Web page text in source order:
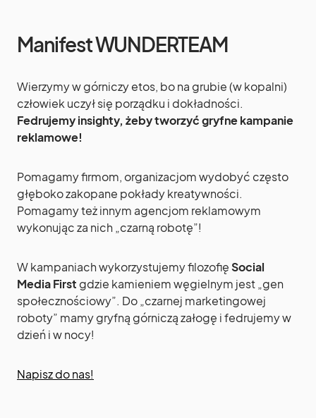
Manifest WUNDERTEAM
Wierzymy w górniczy etos, bo na grubie (w kopalni)
człowiek uczył się porządku i dokładności.
Fedrujemy insighty, żeby tworzyć gryfne kampanie
reklamowe!
Pomagamy firmom, organizacjom wydobyć często
głęboko zakopane pokłady kreatywności.
Pomagamy też innym agencjom reklamowym
wykonując za nich „czarną robotę”!
W kampaniach wykorzystujemy filozofięSocial
Media First gdzie kamieniem węgielnym jest „gen
społecznościowy”. Do „czarnej marketingowej
roboty” mamy gryfną górniczą załogę i fedrujemy w
dzień i w nocy!
Napisz do nas!